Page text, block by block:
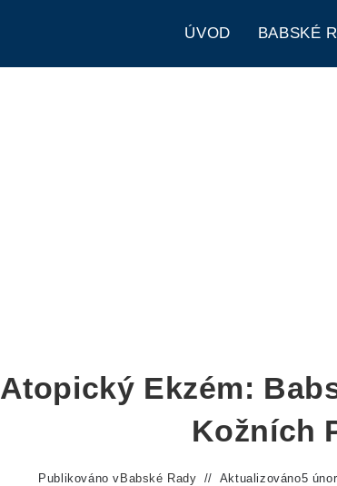
ÚVOD BABSKÉ
Atopický Ekzém:
Kožních
Publikováno v Babské Rady Aktualizováno5